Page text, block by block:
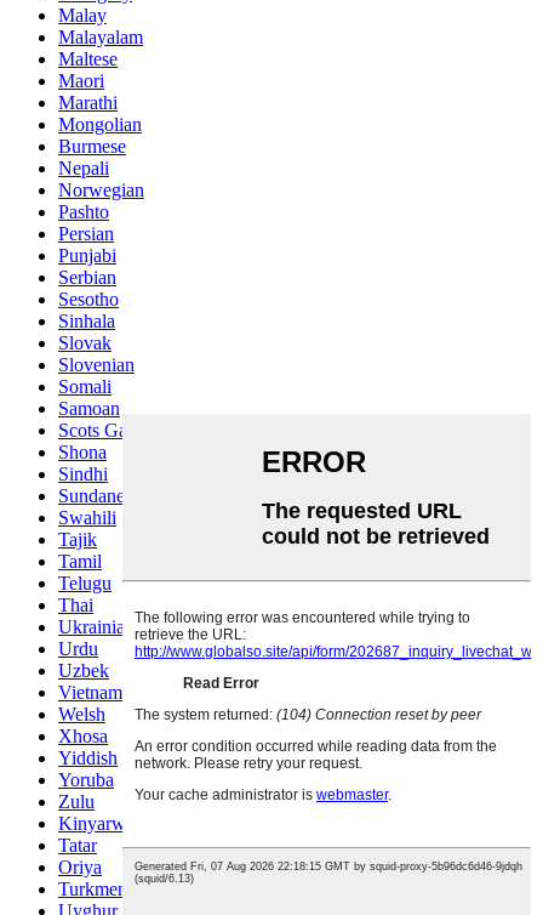
Malay
Malayalam
Maltese
Maori
Marathi
Mongolian
Burmese
Nepali
Norwegian
Pashto
Persian
Punjabi
Serbian
Sesotho
Sinhala
Slovak
Slovenian
Somali
Samoan
Scots Gaelic
Shona
Sindhi
Sundanese
Swahili
Tajik
Tamil
Telugu
Thai
Ukrainian
Urdu
Uzbek
Vietnamese
Welsh
Xhosa
Yiddish
Yoruba
Zulu
Kinyarwanda
Tatar
Oriya
Turkmen